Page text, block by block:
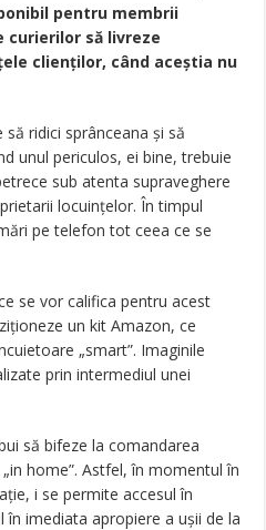
pentru membrii
curierilor să livreze
clienților, când aceștia nu
ridici sprânceana și să
unul periculos, ei bine, trebuie
sub atenta supraveghere
locuințelor. În timpul
pe telefon tot ceea ce se
se vor califica pentru acest
un kit Amazon, ce
„smart”. Imaginile
prin intermediul unei
să bifeze la comandarea
home”. Astfel, în momentul în
i se permite accesul în
imediata apropiere a ușii de la